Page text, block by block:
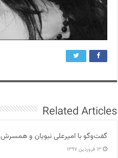
Related Articles
گفت‌وگو با امیرعلی نبویان و همسرش
۱۳ فروردین ۱۳۹۷